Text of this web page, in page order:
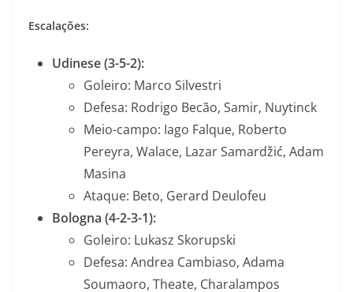
Escalações:
Udinese (3-5-2):
Goleiro: Marco Silvestri
Defesa: Rodrigo Becão, Samir, Nuytinck
Meio-campo: Iago Falque, Roberto
Pereyra, Walace, Lazar Samardžić, Adam
Masina
Ataque: Beto, Gerard Deulofeu
Bologna (4-2-3-1):
Goleiro: Lukasz Skorupski
Defesa: Andrea Cambiaso, Adama
Soumaoro, Theate, Charalampos